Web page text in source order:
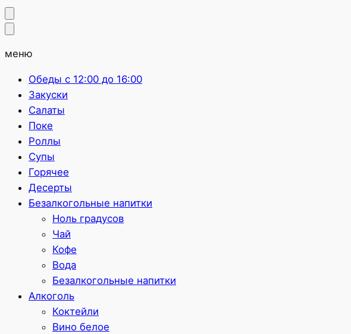
меню
Обеды с 12:00 до 16:00
Закуски
Салаты
Поке
Роллы
Супы
Горячее
Десерты
Безалкогольные напитки
Ноль градусов
Чай
Кофе
Вода
Безалкогольные напитки
Алкоголь
Коктейли
Вино белое